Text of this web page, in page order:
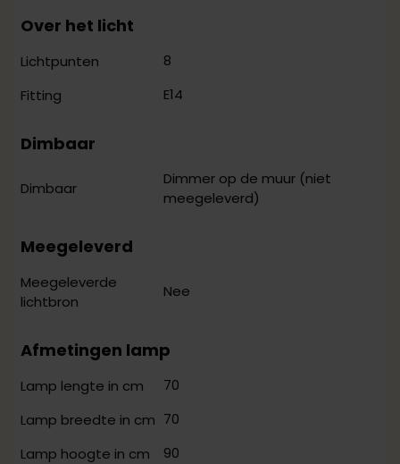
Over het licht
Lichtpunten
8
Fitting
E14
Dimbaar
Dimbaar
Dimmer op de muur (niet
meegeleverd)
Meegeleverd
Meegeleverde
lichtbron
Nee
Afmetingen lamp
Lamp lengte in cm
70
Lamp breedte in cm 70
Lamp hoogte in cm
90